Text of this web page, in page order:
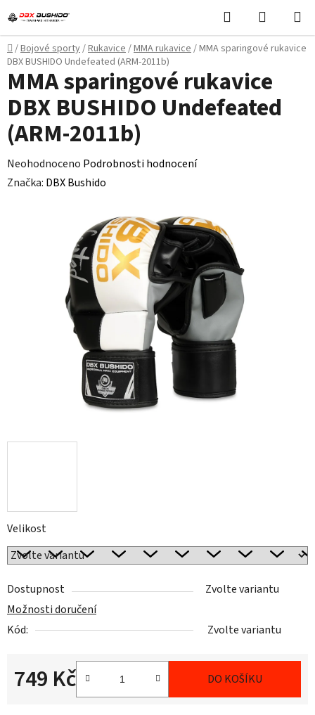
na
obsah
Hledat
KOŠÍK
Domů
/Bojové sporty/Rukavice/MMA rukavice/MMA sparingové rukavice
DBX BUSHIDO Undefeated (ARM-2011b)
Velikost
Dostupnost
Zvolte variantu
Možnosti doručení
Kód:
Zvolte variantu
749 Kč DO KOŠÍKU
MMA sparingové rukavice
DBX BUSHIDO Undefeated
(ARM-2011b)
Průměrné
hodnocení
Neohodnoceno Podrobnosti hodnocení
Značka: DBX Bushido